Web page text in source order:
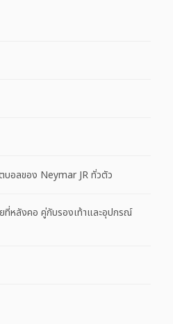
อลของ Neymar JR ทั่วตัว
หลังคอ คู่กับรองเท้าและอุปกรณ์